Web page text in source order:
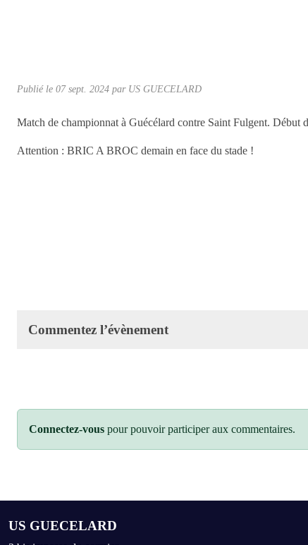
Publié le 07 sept. 2024 par US GUECELARD
Match de championnat à Guécélard contre Saint Fulgent. Début
Attention : BRIC A BROC demain en face du stade !
Commentez l’évènement
Connectez-vous pour pouvoir participer aux commentaires.
US GUECELARD